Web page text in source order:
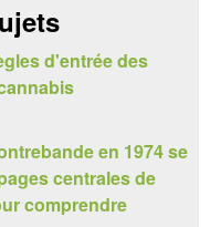
d'entrée des
en 1974 se
centrales de
comprendre